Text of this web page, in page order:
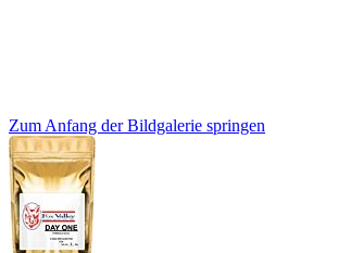
Zum Anfang der Bildgalerie springen